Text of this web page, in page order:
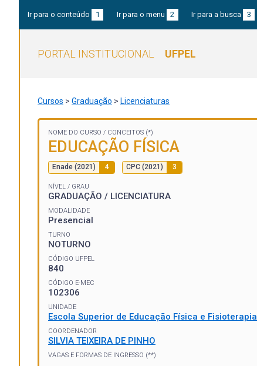
Ir para o conteúdo 1 Ir para o menu 2 Ir para a busca 3
PORTAL INSTITUCIONAL UFPEL
Cursos > Graduação > Licenciaturas
NOME DO CURSO / CONCEITOS (*)
EDUCAÇÃO FÍSICA
Enade (2021) 4 CPC (2021) 3
NÍVEL / GRAU
GRADUAÇÃO / LICENCIATURA
MODALIDADE
Presencial
TURNO
NOTURNO
CÓDIGO UFPEL
840
CÓDIGO E-MEC
102306
UNIDADE
Escola Superior de Educação Física e Fisioterapia
COORDENADOR
SILVIA TEIXEIRA DE PINHO
VAGAS E FORMAS DE INGRESSO (**)